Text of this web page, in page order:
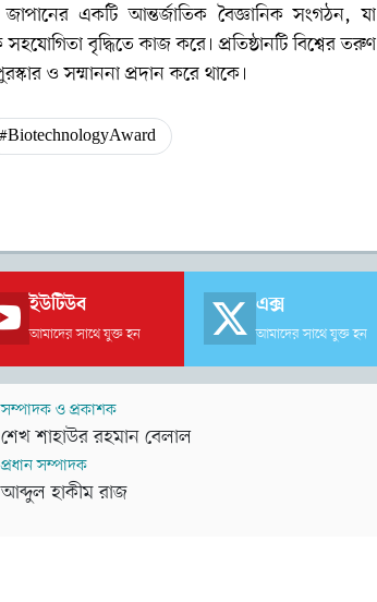
একটি আন্তর্জাতিক বৈজ্ঞানিক সংগঠন, যা
বৃদ্ধিতে কাজ করে। প্রতিষ্ঠানটি বিশ্বের তরুণ
ও সম্মাননা প্রদান করে থাকে।
#BiotechnologyAward
ইউটিউব
আমাদের সাথে যুক্ত হন
এক্স
আমাদের সাথে যুক্ত হন
সম্পাদক ও প্রকাশক
শেখ শাহাউর রহমান বেলাল
প্রধান সম্পাদক
আব্দুল হাকীম রাজ